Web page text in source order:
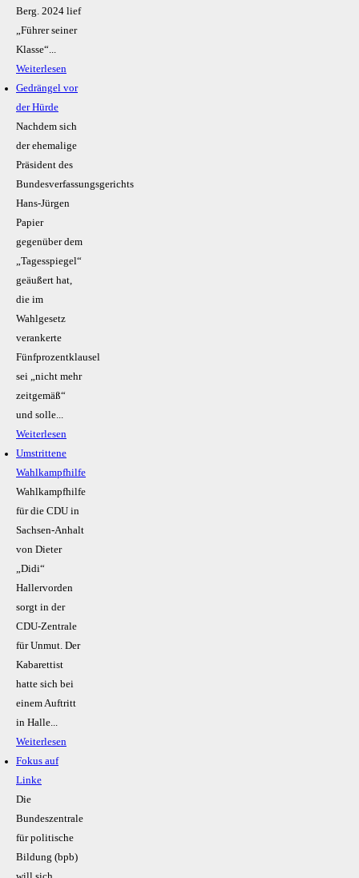
Berg. 2024 lief
„Führer seiner
Klasse“...
Weiterlesen
Gedrängel vor
der Hürde
Nachdem sich
der ehemalige
Präsident des
Bundesverfassungsgerichts
Hans-Jürgen
Papier
gegenüber dem
„Tagesspiegel“
geäußert hat,
die im
Wahlgesetz
verankerte
Fünfprozentklausel
sei „nicht mehr
zeitgemäß“
und solle...
Weiterlesen
Umstrittene
Wahlkampfhilfe
Wahlkampfhilfe
für die CDU in
Sachsen-Anhalt
von Dieter
„Didi“
Hallervorden
sorgt in der
CDU-Zentrale
für Unmut. Der
Kabarettist
hatte sich bei
einem Auftritt
in Halle...
Weiterlesen
Fokus auf
Linke
Die
Bundeszentrale
für politische
Bildung (bpb)